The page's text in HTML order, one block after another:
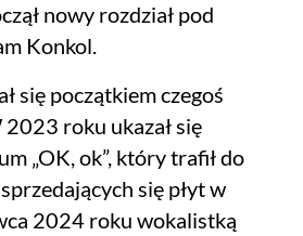
nowy rozdział pod
Konkol.
się początkiem czegoś
roku ukazał się
„OK, ok”, który trafił do
się płyt w
2024 roku wokalistką